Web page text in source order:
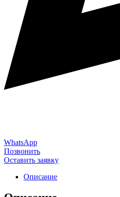
WhatsApp
Позвонить
Оставить заявку
Описание